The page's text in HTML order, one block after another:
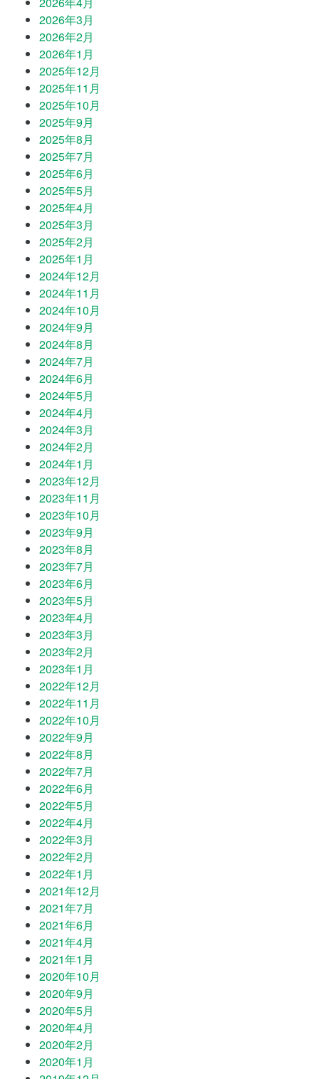
2026年3月
2026年2月
2026年1月
2025年12月
2025年11月
2025年10月
2025年9月
2025年8月
2025年7月
2025年6月
2025年5月
2025年4月
2025年3月
2025年2月
2025年1月
2024年12月
2024年11月
2024年10月
2024年9月
2024年8月
2024年7月
2024年6月
2024年5月
2024年4月
2024年3月
2024年2月
2024年1月
2023年12月
2023年11月
2023年10月
2023年9月
2023年8月
2023年7月
2023年6月
2023年5月
2023年4月
2023年3月
2023年2月
2023年1月
2022年12月
2022年11月
2022年10月
2022年9月
2022年8月
2022年7月
2022年6月
2022年5月
2022年4月
2022年3月
2022年2月
2022年1月
2021年12月
2021年7月
2021年6月
2021年4月
2021年1月
2020年10月
2020年9月
2020年5月
2020年4月
2020年2月
2020年1月